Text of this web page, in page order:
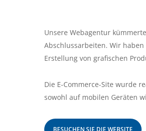
Unsere Webagentur
Abschlussarbeiten. Wir
Erstellung von grafischen
Die E-Commerce-Site wurde
sowohl auf mobilen Geräten
BESUCHEN SIE DIE WEBSITE